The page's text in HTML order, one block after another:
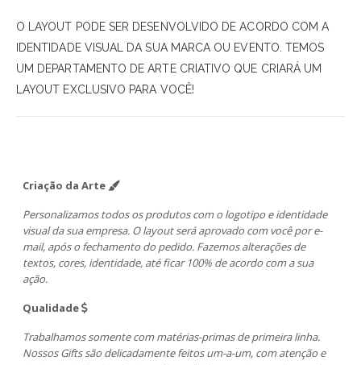
O LAYOUT PODE SER DESENVOLVIDO DE ACORDO COM A
IDENTIDADE VISUAL DA SUA MARCA OU EVENTO. TEMOS
UM DEPARTAMENTO DE ARTE CRIATIVO QUE CRIARÁ UM
LAYOUT EXCLUSIVO PARA VOCÊ!
Criação da Arte
Personalizamos todos os produtos com o logotipo e identidade
visual da sua empresa. O layout será aprovado com você por e-
mail, após o fechamento do pedido. Fazemos alterações de
textos, cores, identidade, até ficar 100% de acordo com a sua
ação.
Qualidade
Trabalhamos somente com matérias-primas de primeira linha.
Nossos Gifts são delicadamente feitos um-a-um, com atenção e